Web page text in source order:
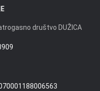
društvo DUŽICA